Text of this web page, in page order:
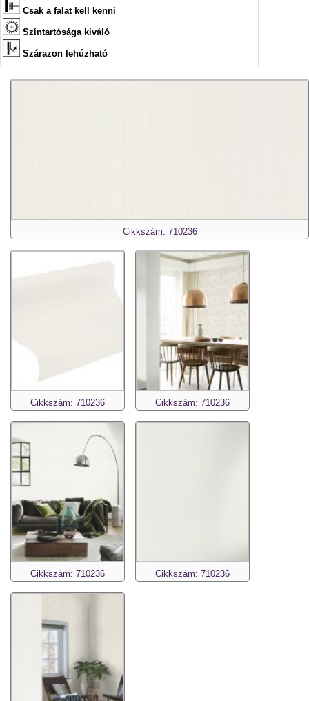
Csak a falat kell kenni
Színtartósága kiváló
Szárazon lehúzható
Cikkszám: 710236
Cikkszám: 710236 Cikkszám: 710236
Cikkszám: 710236 Cikkszám: 710236